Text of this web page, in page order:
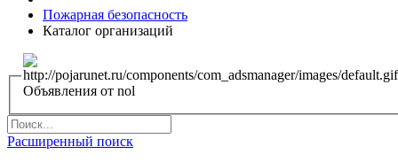
Пожарная безопасность
Каталог организаций
Объявления от nol
Расширенный поиск